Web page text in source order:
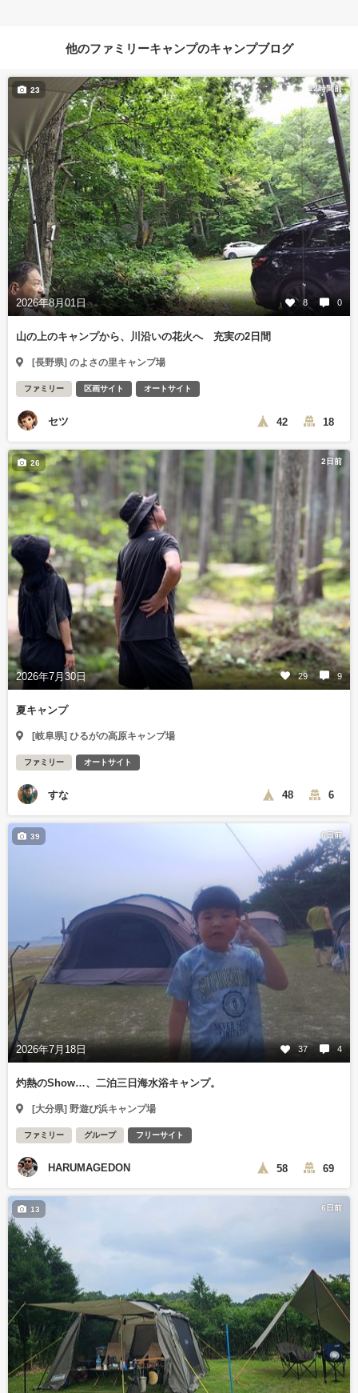
他のファミリーキャンプのキャンプブログ
12時間前
2026年8月01日 8 0
23
山の上のキャンプから、川沿いの花火へ 充実の2日間
[長野県] のよさの里キャンプ場
ファミリー 区画サイト オートサイト
セツ 42 18
2日前
2026年7月30日 29 9
26
夏キャンプ
[岐阜県] ひるがの高原キャンプ場
ファミリー オートサイト
すな 48 6
6日前
2026年7月18日 37 4
39
灼熱のShow…、二泊三日海水浴キャンプ。
[大分県] 野遊び浜キャンプ場
ファミリー グループ フリーサイト
HARUMAGEDON 58 69
6日前
13